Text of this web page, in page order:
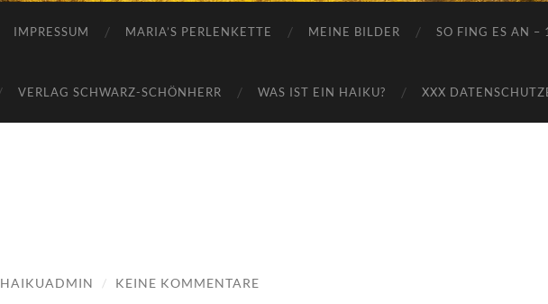
IMPRESSUM MARIA’S PERLENKETTE MEINE BILDER SO FING ES AN –
VERLAG SCHWARZ-SCHÖNHERR WAS IST EIN HAIKU? XXX
HAIKUADMIN / KEINE KOMMENTARE